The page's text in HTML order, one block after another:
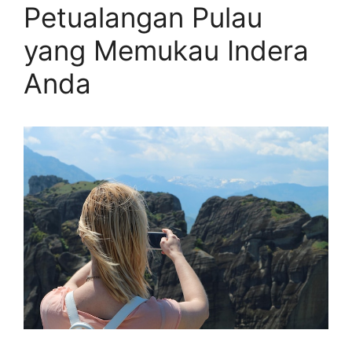
Petualangan Pulau
yang Memukau Indera
Anda